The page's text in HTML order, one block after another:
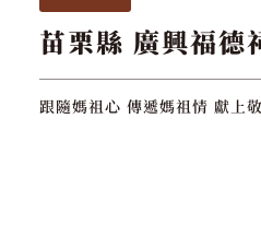
苗栗縣 廣興福德
跟隨媽祖心 傳遞媽祖情 獻上